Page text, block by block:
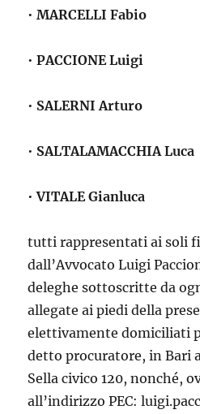
•MARCELLI Fabio
•PACCIONE Luigi
• SALERNI Arturo
• SALTALAMACCHIA Luca
•VITALE Gianluca
tutti rappresentati ai soli
dall’Avvocato Luigi
deleghe sottoscritte da
allegate ai piedi della
elettivamente domiciliati
detto procuratore, in Bari
Sella civico 120, nonché,
all’indirizzo PEC: